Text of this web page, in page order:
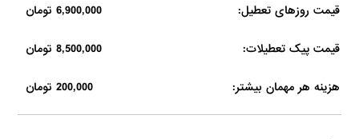
قیمت روزهای تعطیل: 6,900,000 تومان
قیمت پیک تعطیلات: 8,500,000 تومان
هزینه هر مهمان بیشتر: 200,000 تومان